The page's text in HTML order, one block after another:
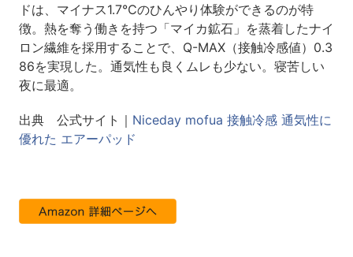
ドは、マイナス1.7℃のひんやり体験ができるのが特
徴。熱を奪う働きを持つ「マイカ鉱石」を蒸着したナイ
ロン繊維を採用することで、Q-MAX（接触冷感値）0.3
86を実現した。通気性も良くムレも少ない。寝苦しい
夜に最適。
出典 公式サイト｜ Niceday mofua 接触冷感 通気性に
優れた エアーパッド